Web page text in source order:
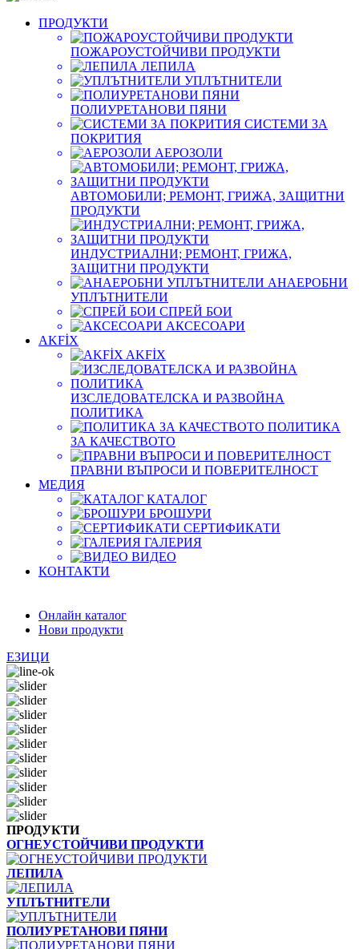
ПРОДУКТИ
ПОЖАРОУСТОЙЧИВИ ПРОДУКТИ
ЛЕПИЛА
УПЛЪТНИТЕЛИ
ПОЛИУРЕТАНОВИ ПЯНИ
СИСТЕМИ ЗА
ПОКРИТИЯ
АЕРОЗОЛИ
АВТОМОБИЛИ; РЕМОНТ, ГРИЖА, ЗАЩИТНИ
ПРОДУКТИ
ИНДУСТРИАЛНИ; РЕМОНТ, ГРИЖА,
ЗАЩИТНИ ПРОДУКТИ
АНАЕРОБНИ
УПЛЪТНИТЕЛИ
СПРЕЙ БОИ
АКСЕСОАРИ
AKFİX
AKFİX
ИЗСЛЕДОВАТЕЛСКА И РАЗВОЙНА
ПОЛИТИКА
ПОЛИТИКА
ЗА КАЧЕСТВОТО
ПРАВНИ ВЪПРОСИ И ПОВЕРИТЕЛНОСТ
МЕДИЯ
КАТАЛОГ
БРОШУРИ
СЕРТИФИКАТИ
ГАЛЕРИЯ
ВИДЕО
КОНТАКТИ
Онлайн каталог
Нови продукти
ЕЗИЦИ
ПРОДУКТИ
ОГНЕУСТОЙЧИВИ ПРОДУКТИ
ЛЕПИЛА
УПЛЪТНИТЕЛИ
ПОЛИУРЕТАНОВИ ПЯНИ